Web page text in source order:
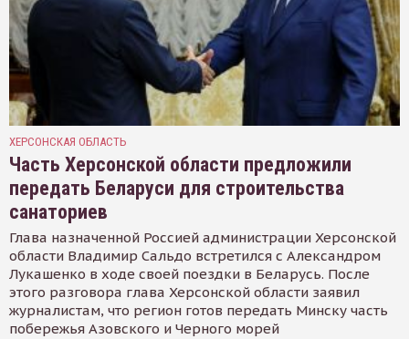
ХЕРСОНСКАЯ ОБЛАСТЬ
Часть Херсонской области предложили
передать Беларуси для строительства
санаториев
Глава назначенной Россией администрации Херсонской
области Владимир Сальдо встретился с Александром
Лукашенко в ходе своей поездки в Беларусь. После
этого разговора глава Херсонской области заявил
журналистам, что регион готов передать Минску часть
побережья Азовского и Черного морей